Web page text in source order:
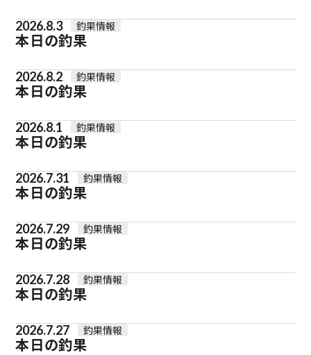
2026.8.3 釣果情報
本日の釣果
2026.8.2 釣果情報
本日の釣果
2026.8.1 釣果情報
本日の釣果
2026.7.31 釣果情報
本日の釣果
2026.7.29 釣果情報
本日の釣果
2026.7.28 釣果情報
本日の釣果
2026.7.27 釣果情報
本日の釣果